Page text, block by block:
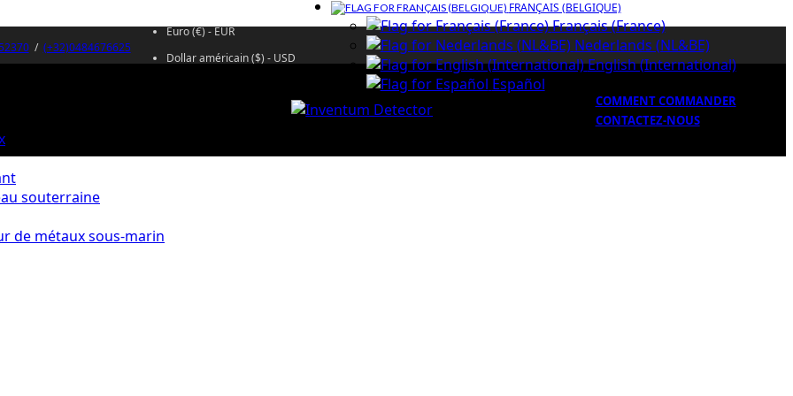
/ (+32)0484676625
Euro (€) - EUR
Dollar américain ($) - USD
FRANÇAIS (BELGIQUE)
Français (France)
Nederlands (NL&BE)
English (International)
Español
souterraine
de métaux sous-marin
COMMENT COMMANDER
CONTACTEZ-NOUS